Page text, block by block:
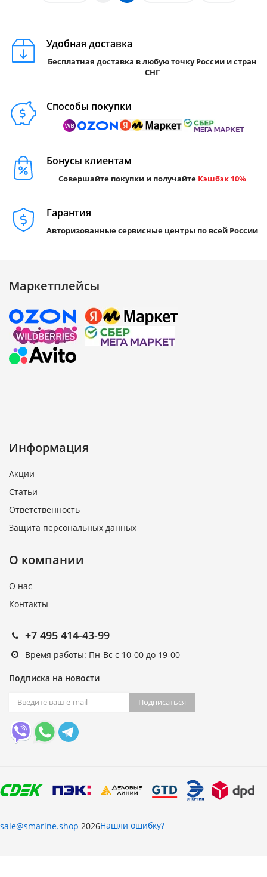
Удобная доставка
Бесплатная доставка в любую точку России и стран
СНГ
Способы покупки
Бонусы клиентам
Совершайте покупки и получайте Кэшбэк 10%
Гарантия
Авторизованные сервисные центры по всей России
Маркетплейсы
Информация
Акции
Статьи
Ответственность
Защита персональных данных
О компании
О нас
Контакты
+7 495 414-43-99
Время работы: Пн-Вс с 10-00 до 19-00
Подписка на новости
Подписаться
sale@smarine.shop 2026Нашли ошибку?